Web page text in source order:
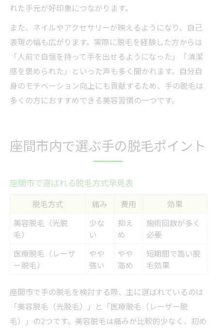
れた手元が好印象につながります。
また、ネイルやアクセサリーが映えるようになり、自己
表現の幅も広がります。実際に脱毛を経験した方からは
「人前で自信を持って手を出せるようになった」「清潔
感を褒められた」といった声も多く聞かれます。自分自
身のモチベーション向上にも貢献するため、手の脱毛は
多くの方におすすめできる美容習慣の一つです。
座間市内で選ぶ手の脱毛ポイント
座間市で選ばれる脱毛方式早見表
脱毛方式 痛み 費用
効果
美容脱毛（光脱
毛）
少な
い
抑え
め
施術回数が多く
必要
医療脱毛（レーザ
ー脱毛）
やや
強い
やや
高め
短期間で高い脱
毛効果
座間市で手の脱毛を検討する際、主に選ばれているのは
「美容脱毛（光脱毛）」と「医療脱毛（レーザー脱
毛）」の2つです。美容脱毛は痛みが比較的少なく、初め